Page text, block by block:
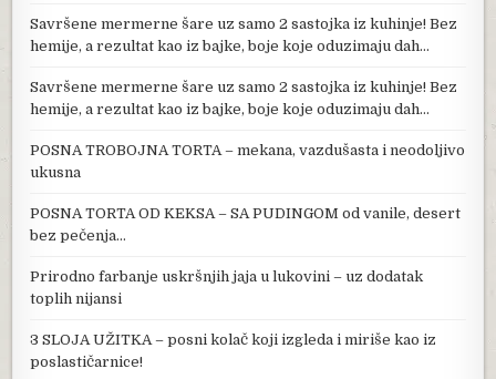
Savršene mermerne šare uz samo 2 sastojka iz kuhinje! Bez
hemije, a rezultat kao iz bajke, boje koje oduzimaju dah…
Savršene mermerne šare uz samo 2 sastojka iz kuhinje! Bez
hemije, a rezultat kao iz bajke, boje koje oduzimaju dah…
POSNA TROBOJNA TORTA – mekana, vazdušasta i neodoljivo
ukusna
POSNA TORTA OD KEKSA – SA PUDINGOM od vanile, desert
bez pečenja…
Prirodno farbanje uskršnjih jaja u lukovini – uz dodatak
toplih nijansi
3 SLOJA UŽITKA – posni kolač koji izgleda i miriše kao iz
poslastičarnice!